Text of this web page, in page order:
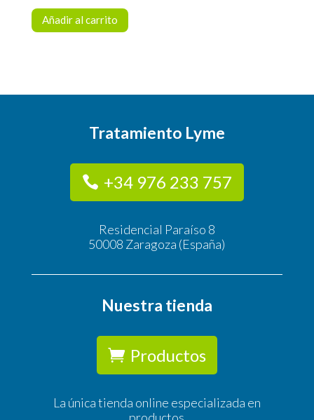
Añadir al carrito
Tratamiento Lyme
+34 976 233 757
Residencial Paraíso 8
50008 Zaragoza (España)
Nuestra tienda
Productos
La única tienda online especializada en